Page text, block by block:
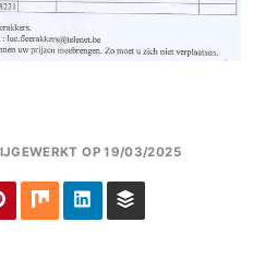
OP 19/03/2025